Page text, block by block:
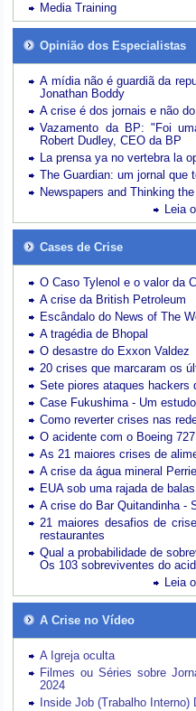
Media Training
Opinião dos Especialistas
A mídia não é guardiã da
Jonathan Boddy
A crise é dos jornais e não
Vazamento da BP: "Foi
Robert Dudley, CEO da BP
La prensa ya no vertebra la
The Guardian: um jornal que
Newspapers and Thinking
Leia
Cases de Crise
O Caso Tylenol e o valor da
A crise da British Petroleum
Escândalo do News of The
A tragédia de Bhopal
O desastre do Exxon Valdez
20 crises que marcaram os
Sete piores ataques hackers
Case Fukushima - Um
Como reverter crises nas
O acidente com o Boeing
As 21 maiores crises de
A crise da água mineral
EUA sob uma rajada de
A crise do Bar Quitandinha -
21 maiores desafios de
restaurantes
Qual a probabilidade de
Os 103 sobreviventes do
Leia
A Crise no Vídeo
A Igreja oculta
Filmes ou Séries sobre
2024
Inside Job (Trabalho